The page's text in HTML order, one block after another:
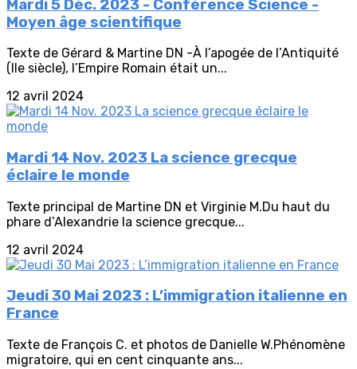
Mardi 5 Déc. 2023 - Conférence Science -
Moyen âge scientifique
Texte de Gérard & Martine DN -À l’apogée de l’Antiquité
(IIe siècle), l’Empire Romain était un...
12 avril 2024
Mardi 14 Nov. 2023 La science grecque
éclaire le monde
Texte principal de Martine DN et Virginie M.Du haut du
phare d’Alexandrie la science grecque...
12 avril 2024
Jeudi 30 Mai 2023 : L’immigration italienne en
France
Texte de François C. et photos de Danielle W.Phénomène
migratoire, qui en cent cinquante ans...